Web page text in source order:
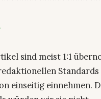
sind meist 1:1
einseitig einnehmen.